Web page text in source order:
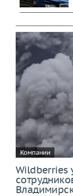
Компании
Wildberries